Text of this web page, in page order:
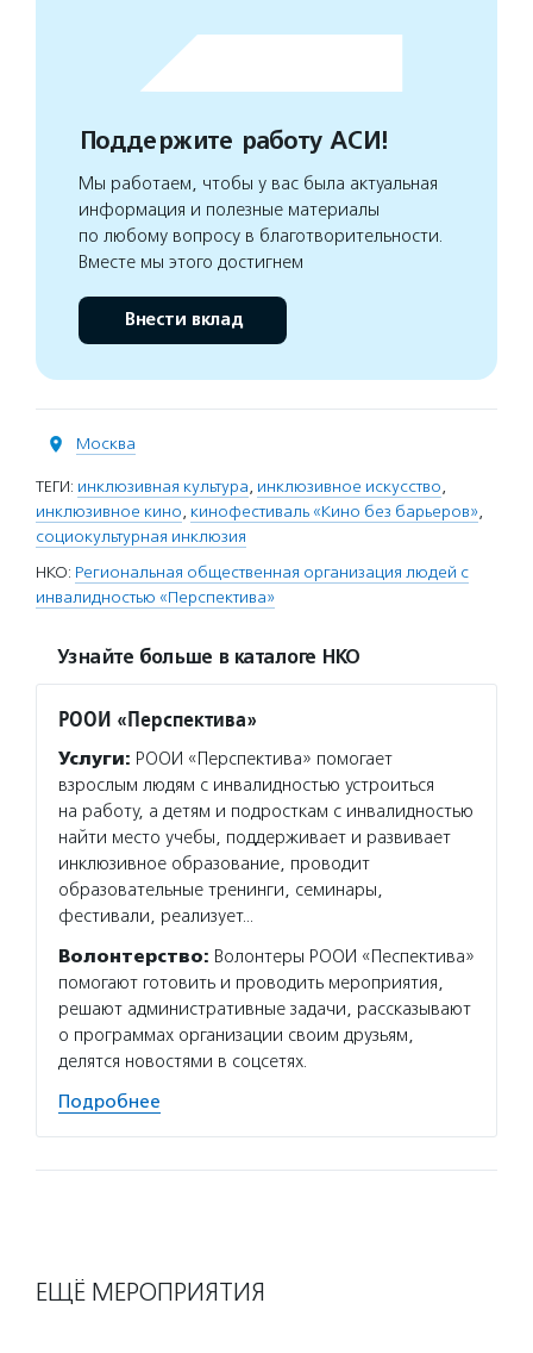
Поддержите работу АСИ!
Мы работаем, чтобы у вас была актуальная
информация и полезные материалы
по любому вопросу в благотворительности.
Вместе мы этого достигнем
Внести вклад
Москва
ТЕГИ: инклюзивная культура, инклюзивное искусство,
инклюзивное кино, кинофестиваль «Кино без барьеров»,
социокультурная инклюзия
НКО: Региональная общественная организация людей с
инвалидностью «Перспектива»
Узнайте больше в каталоге НКО
РООИ «Перспектива»
Услуги: РООИ «Перспектива» помогает
взрослым людям с инвалидностью устроиться
на работу, а детям и подросткам с инвалидностью
найти место учебы, поддерживает и развивает
инклюзивное образование, проводит
образовательные тренинги, семинары,
фестивали, реализует…
Волонтерство: Волонтеры РООИ «Песпектива»
помогают готовить и проводить мероприятия,
решают административные задачи, рассказывают
о программах организации своим друзьям,
делятся новостями в соцсетях.
Подробнее
ЕЩЁ МЕРОПРИЯТИЯ